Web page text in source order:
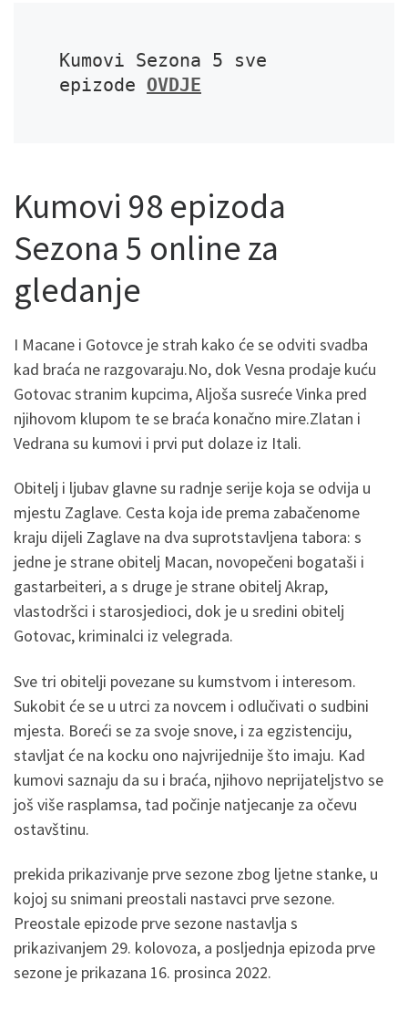
Kumovi Sezona 5 sve
epizode OVDJE
Kumovi 98 epizoda
Sezona 5 online za
gledanje
I Macane i Gotovce je strah kako će se odviti svadba
kad braća ne razgovaraju.No, dok Vesna prodaje kuću
Gotovac stranim kupcima, Aljoša susreće Vinka pred
njihovom klupom te se braća konačno mire.Zlatan i
Vedrana su kumovi i prvi put dolaze iz Itali.
Obitelj i ljubav glavne su radnje serije koja se odvija u
mjestu Zaglave. Cesta koja ide prema zabačenome
kraju dijeli Zaglave na dva suprotstavljena tabora: s
jedne je strane obitelj Macan, novopečeni bogataši i
gastarbeiteri, a s druge je strane obitelj Akrap,
vlastodršci i starosjedioci, dok je u sredini obitelj
Gotovac, kriminalci iz velegrada.
Sve tri obitelji povezane su kumstvom i interesom.
Sukobit će se u utrci za novcem i odlučivati o sudbini
mjesta. Boreći se za svoje snove, i za egzistenciju,
stavljat će na kocku ono najvrijednije što imaju. Kad
kumovi saznaju da su i braća, njihovo neprijateljstvo se
još više rasplamsa, tad počinje natjecanje za očevu
ostavštinu.
prekida prikazivanje prve sezone zbog ljetne stanke, u
kojoj su snimani preostali nastavci prve sezone.
Preostale epizode prve sezone nastavlja s
prikazivanjem 29. kolovoza, a posljednja epizoda prve
sezone je prikazana 16. prosinca 2022.